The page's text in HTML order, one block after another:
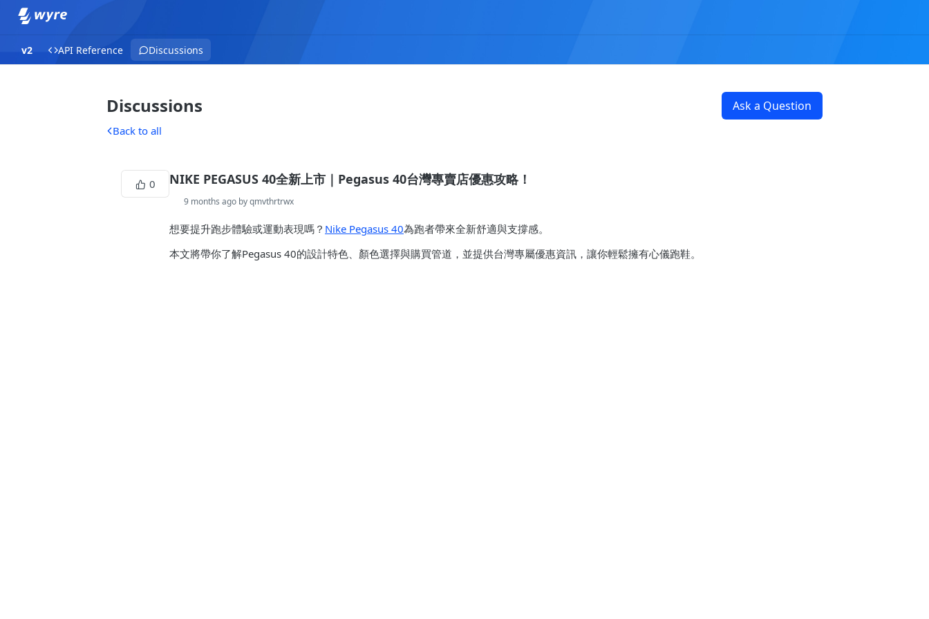
v2 API Reference Discussions
Discussions Ask a Question
Back to all
0 NIKE PEGASUS 40全新上市｜Pegasus 40台灣專賣店優惠攻略！
9 months ago by qmvthrtrwx
想要提升跑步體驗或運動表現嗎？ Nike Pegasus 40為跑者帶來全新舒適與支撐感。
本文將帶你了解Pegasus 40的設計特色、顏色選擇與購買管道，並提供台灣專屬優惠資訊，讓你輕鬆擁有心儀跑鞋。